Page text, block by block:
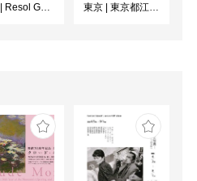
Resol Gallery Ueno
東京
東京都江戸東京博物館